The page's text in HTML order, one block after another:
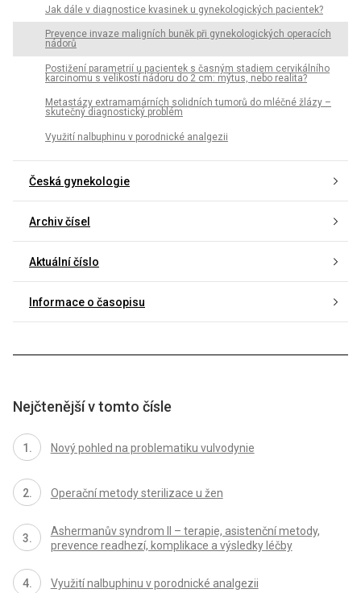
Jak dále v diagnostice kvasinek u gynekologických pacientek?
Prevence invaze maligních buněk při gynekologických operacích
nádorů
Postižení parametrií u pacientek s časným stadiem cervikálního
karcinomu s velikostí nádoru do 2 cm: mýtus, nebo realita?
Metastázy extramamárních solidních tumorů do mléčné žlázy –
skutečný diagnostický problém
Využití nalbuphinu v porodnické analgezii
Česká gynekologie
Archiv čísel
Aktuální číslo
Informace o časopisu
Nejčtenější v tomto čísle
Nový pohled na problematiku vulvodynie
Operační metody sterilizace u žen
Ashermanův syndrom II – terapie, asistenční metody,
prevence readhezí, komplikace a výsledky léčby
Využití nalbuphinu v porodnické analgezii